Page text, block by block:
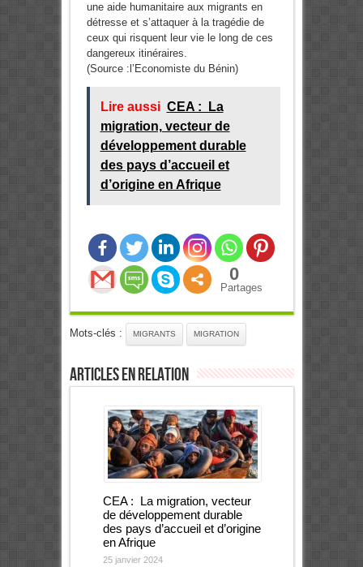
une aide humanitaire aux migrants en
détresse et s’attaquer à la tragédie de
ceux qui risquent leur vie le long de ces
dangereux itinéraires.
(Source :l’Economiste du Bénin)
Lire aussi CEA : La
migration, vecteur de
développement durable
des pays d’accueil et
d’origine en Afrique
0
Partages
Mots-clés : MIGRANTS MIGRATION
Articles en relation
CEA : La migration, vecteur
de développement durable
des pays d’accueil et d’origine
en Afrique
25 janvier 2024